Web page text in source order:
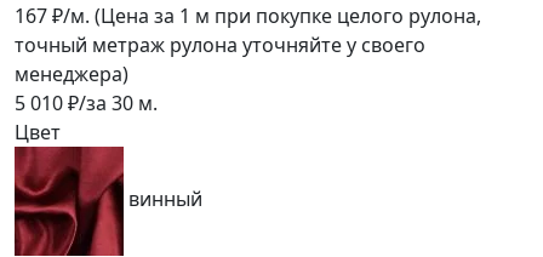
167₽/м. (Цена за 1 м при покупке целого рулона,
точный метраж рулона уточняйте у своего
менеджера)
5 010₽/за 30 м.
Цвет
винный